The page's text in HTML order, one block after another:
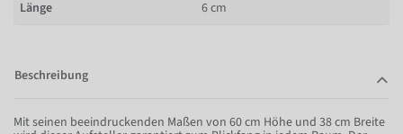
Länge
6 cm
Beschreibung
Mit seinen beeindruckenden Maßen von 60 cm Höhe und 38 cm Breite